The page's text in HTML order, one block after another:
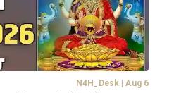
N4H_Desk Aug 6